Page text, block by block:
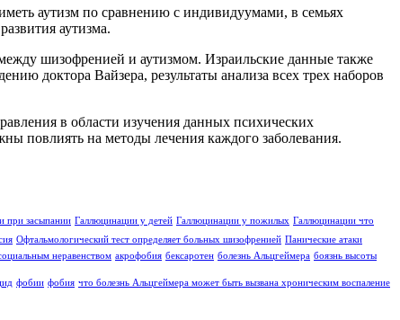
аутизм по сравнению с индивидуумами, в семьях
аутизма.
шизофренией и аутизмом. Израильские данные также
доктора Вайзера, результаты анализа всех трех наборов
в области изучения данных психических
повлиять на методы лечения каждого заболевания.
при засыпании Галлюцинации у детей Галлюцинации у пожилых Галлюцинации что
Офтальмологический тест определяет больных шизофренией Панические атаки
неравенством акрофобия бексаротен болезнь Альцгеймера боязнь высоты
фобии фобия что болезнь Альцгеймера может быть вызвана хроническим воспаление